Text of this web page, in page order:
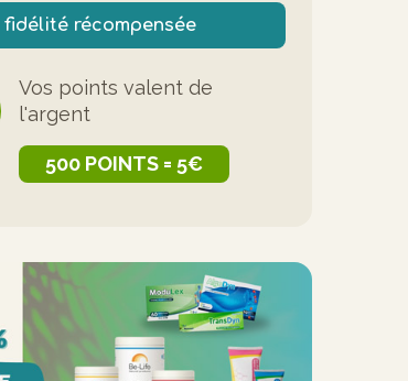
fidélité récompensée
Vos points valent de
l'argent
500 POINTS = 5€